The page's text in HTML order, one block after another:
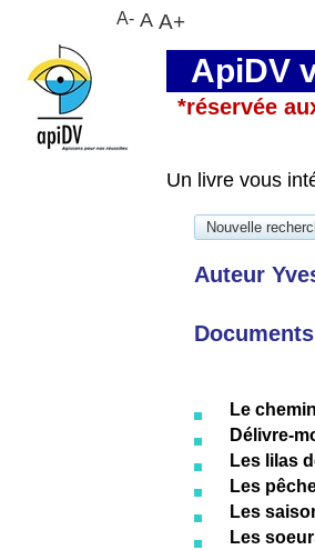
ApiDV
*réservée
Un livre vous
Nouvelle
Auteur
Le
Délivre-
Les lilas
Les
Les
Les
A- A A+